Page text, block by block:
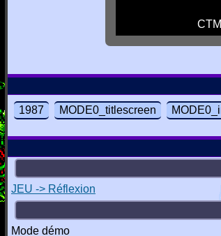
1987 MODE0_titlescreen
JEU -> Réflexion
Mode démo